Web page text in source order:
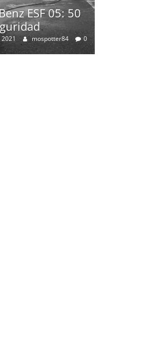
la bomba de gasolina
2 de julio de 2021